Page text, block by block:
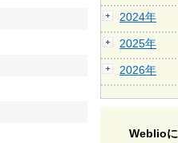
2024年
2025年
2026年
Weblio